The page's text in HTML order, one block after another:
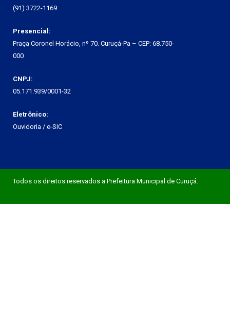
(91) 3722-1169
Presencial:
Praça Coronel Horácio, nº 70. Curuçá-Pa – CEP: 68.750-
000
CNPJ:
05.171.939/0001-32
Eletrônico:
Ouvidoria / e-SIC
Todos os direitos reservados a Prefeitura Municipal de Curuçá.